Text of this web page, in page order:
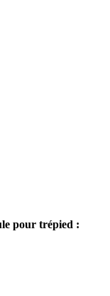
pour trépied :